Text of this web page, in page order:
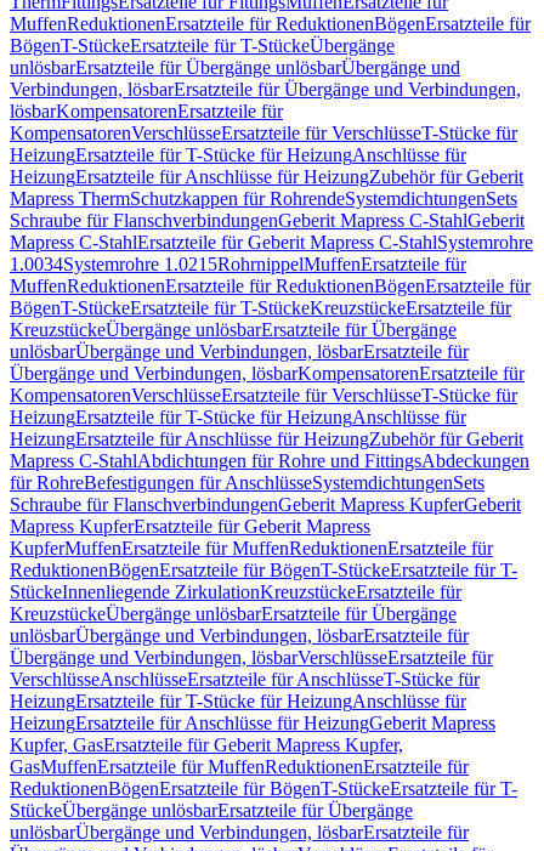
MuffenReduktionenErsatzteile für ReduktionenBögenErsatzteile für
BögenT-StückeErsatzteile für T-StückeÜbergänge
unlösbarErsatzteile für Übergänge unlösbarÜbergänge und
Verbindungen, lösbarErsatzteile für Übergänge und Verbindungen,
lösbarKompensatorenErsatzteile für
KompensatorenVerschlüsseErsatzteile für VerschlüsseT-Stücke für
HeizungErsatzteile für T-Stücke für HeizungAnschlüsse für
HeizungErsatzteile für Anschlüsse für HeizungZubehör für Geberit
Mapress ThermSchutzkappen für RohrendeSystemdichtungenSets
Schraube für FlanschverbindungenGeberit Mapress C-StahlGeberit
Mapress C-StahlErsatzteile für Geberit Mapress C-StahlSystemrohre
1.0034Systemrohre 1.0215RohrnippelMuffenErsatzteile für
MuffenReduktionenErsatzteile für ReduktionenBögenErsatzteile für
BögenT-StückeErsatzteile für T-StückeKreuzstückeErsatzteile für
KreuzstückeÜbergänge unlösbarErsatzteile für Übergänge
unlösbarÜbergänge und Verbindungen, lösbarErsatzteile für
Übergänge und Verbindungen, lösbarKompensatorenErsatzteile für
KompensatorenVerschlüsseErsatzteile für VerschlüsseT-Stücke für
HeizungErsatzteile für T-Stücke für HeizungAnschlüsse für
HeizungErsatzteile für Anschlüsse für HeizungZubehör für Geberit
Mapress C-StahlAbdichtungen für Rohre und FittingsAbdeckungen
für RohreBefestigungen für AnschlüsseSystemdichtungenSets
Schraube für FlanschverbindungenGeberit Mapress KupferGeberit
Mapress KupferErsatzteile für Geberit Mapress
KupferMuffenErsatzteile für MuffenReduktionenErsatzteile für
ReduktionenBögenErsatzteile für BögenT-StückeErsatzteile für T-
StückeInnenliegende ZirkulationKreuzstückeErsatzteile für
KreuzstückeÜbergänge unlösbarErsatzteile für Übergänge
unlösbarÜbergänge und Verbindungen, lösbarErsatzteile für
Übergänge und Verbindungen, lösbarVerschlüsseErsatzteile für
VerschlüsseAnschlüsseErsatzteile für AnschlüsseT-Stücke für
HeizungErsatzteile für T-Stücke für HeizungAnschlüsse für
HeizungErsatzteile für Anschlüsse für HeizungGeberit Mapress
Kupfer, GasErsatzteile für Geberit Mapress Kupfer,
GasMuffenErsatzteile für MuffenReduktionenErsatzteile für
ReduktionenBögenErsatzteile für BögenT-StückeErsatzteile für T-
StückeÜbergänge unlösbarErsatzteile für Übergänge
unlösbarÜbergänge und Verbindungen, lösbarErsatzteile für